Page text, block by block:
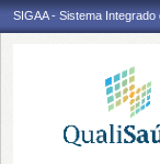
SIGAA - Sistema